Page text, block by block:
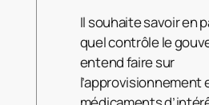
Il souhaite savoir en
quel contrôle le
entend faire sur
l’approvisionnement